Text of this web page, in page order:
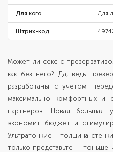
Для кого Для
Штрих-код
Может ли секс с
как без него? Да, ведь
разработаны с учетом
максимально комфортных и
партнеров. Новая большая
экономит бюджет и
Ультратонкие – толщина
только представьте — тоньше